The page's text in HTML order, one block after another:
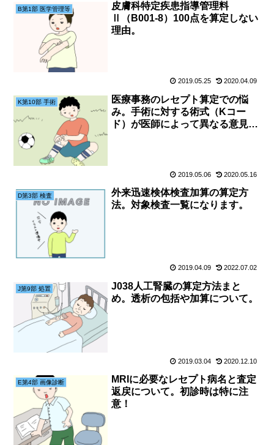
B第1部 医学管理等
皮膚科特定疾患指導管理料
Ⅱ（B001-8）100点を算定しない
理由。
2019.05.25 2020.04.09
K第10部 手術
医療事務のレセプト算定での悩
み。手術に対する術式（Kコー
ド）が医師によって異なる意見だ
2019.05.06 2020.05.16
D第3部 検査
外来迅速検体検査加算の算定方
法。対象検査一覧になります。
2019.04.09 2022.07.02
J第9部 処置
J038人工腎臓の算定方法まと
め。透析の包括や加算について。
2019.03.04 2020.12.10
E第4部 画像診断
MRIに必要なレセプト病名と査定
返戻について。初診時は特に注
意！